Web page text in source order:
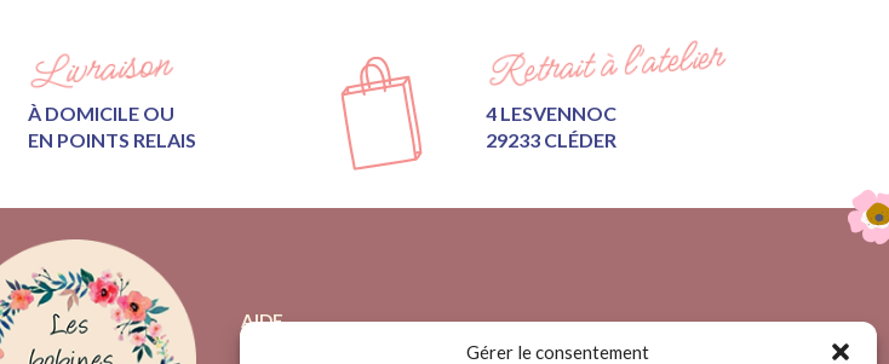
Gérer le consentement
Livraison
À DOMICILE OU
EN POINTS RELAIS
Retrait à l’atelier
4 LESVENNOC
29233 CLÉDER
AIDE